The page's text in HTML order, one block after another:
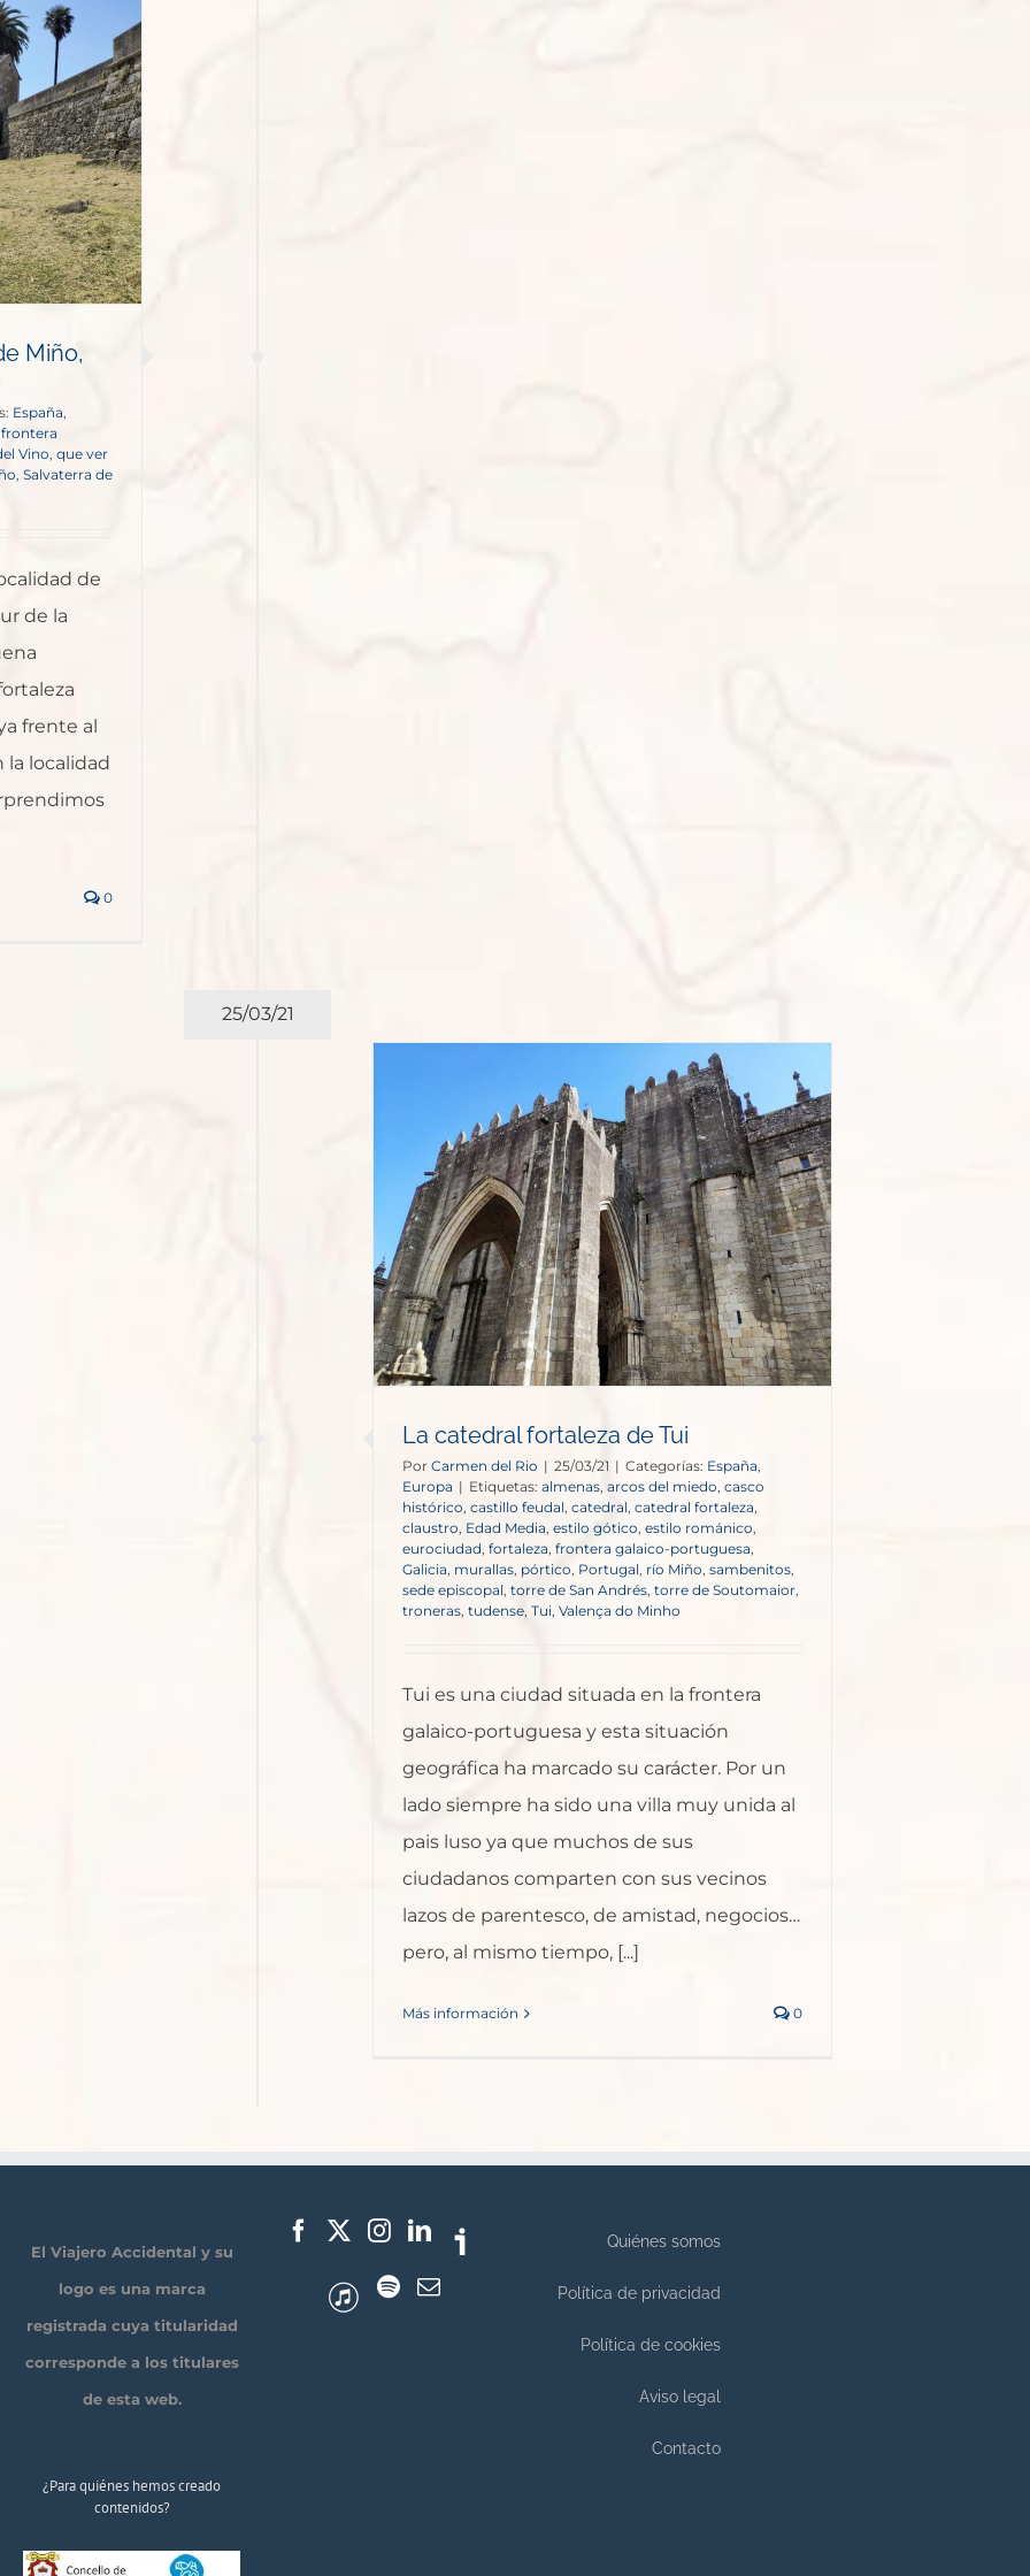
Miño,
España
frontera
Vino que ver
, Salvaterra de
de
de la
frente al
la localidad
0
25/03/21
La catedral fortaleza de Tui
Por Carmen del Rio | 25/03/21 | Categorías: España,
Europa | Etiquetas: almenas, arcos del miedo, casco
histórico, castillo feudal, catedral, catedral fortaleza,
claustro, Edad Media, estilo gótico, estilo románico,
eurociudad, fortaleza, frontera galaico-portuguesa,
Galicia, murallas, pórtico, Portugal, río Miño, sambenitos,
sede episcopal, torre de San Andrés, torre de Soutomaior,
troneras, tudense, Tui, Valença do Minho
Tui es una ciudad situada en la frontera
galaico-portuguesa y esta situación
geográfica ha marcado su carácter. Por un
lado siempre ha sido una villa muy unida al
pais luso ya que muchos de sus
ciudadanos comparten con sus vecinos
lazos de parentesco, de amistad, negocios…
pero, al mismo tiempo, [...]
Más información 0
El Viajero Accidental y su
logo es una marca
registrada cuya titularidad
corresponde a los titulares
de esta web.
¿Para quiénes hemos creado
contenidos?
Quiénes somos
Política de privacidad
Política de cookies
Aviso legal
Contacto